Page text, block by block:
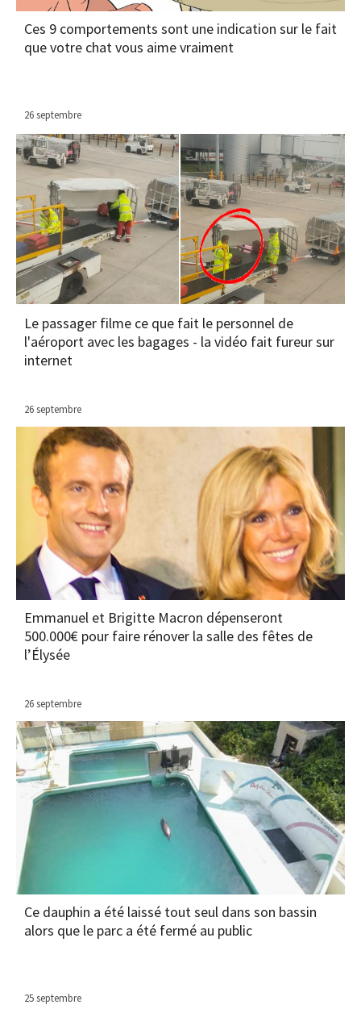
Ces 9 comportements sont une indication sur le fait
que votre chat vous aime vraiment
26 septembre
Le passager filme ce que fait le personnel de
l'aéroport avec les bagages - la vidéo fait fureur sur
internet
26 septembre
Emmanuel et Brigitte Macron dépenseront
500.000€ pour faire rénover la salle des fêtes de
l’Élysée
26 septembre
Ce dauphin a été laissé tout seul dans son bassin
alors que le parc a été fermé au public
25 septembre